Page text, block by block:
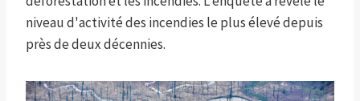
niveau d'activité des incendies le plus élevé depuis
près de deux décennies.